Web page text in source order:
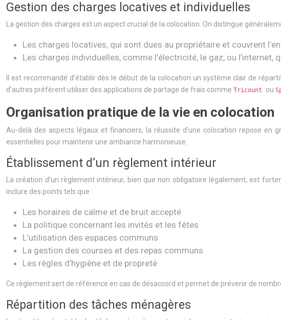
Gestion des charges locatives et individuelles
La gestion des charges est un aspect crucial de la colocation. On distingue
Les charges locatives, qui sont dues au propriétaire et couvrent
Les charges individuelles, comme l’électricité, le gaz, ou
Il est recommandé d’établir dès le début de la colocation un système clair de
d’autres préfèrent utiliser des applications de partage de frais comme Tricount ou
Organisation pratique de la vie en colocation
Au-delà des aspects légaux et financiers, la réussite d’une colocation repose
essentielles pour maintenir une ambiance harmonieuse.
Établissement d’un règlement intérieur
La création d’un règlement intérieur, bien que non obligatoire légalement, est
inclure des points tels que :
Les horaires de calme et de bruit accepté
La politique concernant les invités et les fêtes
L’utilisation des espaces communs
La gestion des courses et des repas communs
Les règles d’hygiène et de propreté
Ce règlement sert de référence en cas de désaccord et permet de prévenir de
Répartition des tâches ménagères